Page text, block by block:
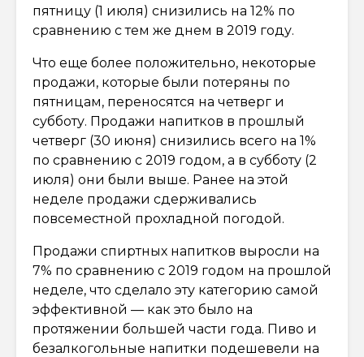
пятницу (1 июля) снизились на 12% по
сравнению с тем же днем в 2019 году.
Что еще более положительно, некоторые
продажи, которые были потеряны по
пятницам, переносятся на четверг и
субботу. Продажи напитков в прошлый
четверг (30 июня) снизились всего на 1%
по сравнению с 2019 годом, а в субботу (2
июля) они были выше. Ранее на этой
неделе продажи сдерживались
повсеместной прохладной погодой.
Продажи спиртных напитков выросли на
7% по сравнению с 2019 годом на прошлой
неделе, что сделало эту категорию самой
эффективной — как это было на
протяжении большей части года. Пиво и
безалкогольные напитки подешевели на